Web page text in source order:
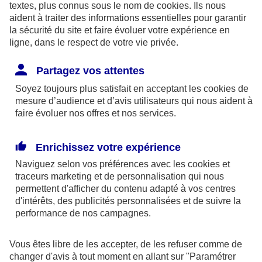
sont de 1,875 % du bénéfice imposable limité à 8
fois le PASS ou si plus favorable, 2,5 % du PASS.
Madelin,
(sauf quelques cas exceptionnels) et la sortie se fait
obligatoirementen rente(sauf exceptions).
En outre, à la retraite, la rente perçue chaque
année, sera imposable dans la catégorie des
pensions. Elle supporte également des
prélèvements sociaux aux taux en vigueur au jour
textes, plus connus sous le nom de cookies. Ils nous
aident à traiter des informations essentielles pour garantir
la sécurité du site et faire évoluer votre expérience en
ligne, dans le respect de votre vie privée.
Partagez vos attentes
Soyez toujours plus satisfait en acceptant les cookies de
mesure d’audience et d’avis utilisateurs qui nous aident à
faire évoluer nos offres et nos services.
Enrichissez votre expérience
Naviguez selon vos préférences avec les cookies et
traceurs marketing et de personnalisation qui nous
permettent d'afficher du contenu adapté à vos centres
d'intérêts, des publicités personnalisées et de suivre la
performance de nos campagnes.
Vous êtes libre de les accepter, de les refuser comme de
changer d'avis à tout moment en allant sur "Paramétrer